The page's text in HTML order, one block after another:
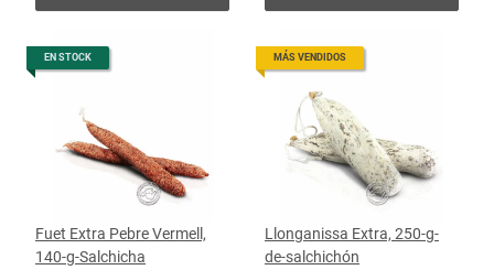
EN STOCK
Fuet Extra Pebre Vermell,
140-g-Salchicha
MÁS VENDIDOS
Llonganissa Extra, 250-g-
de-salchichón